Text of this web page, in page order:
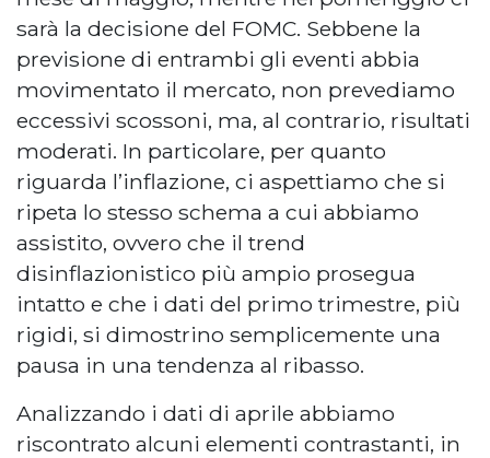
sarà la decisione del FOMC. Sebbene la
previsione di entrambi gli eventi abbia
movimentato il mercato, non prevediamo
eccessivi scossoni, ma, al contrario, risultati
moderati. In particolare, per quanto
riguarda l’inflazione, ci aspettiamo che si
ripeta lo stesso schema a cui abbiamo
assistito, ovvero che il trend
disinflazionistico più ampio prosegua
intatto e che i dati del primo trimestre, più
rigidi, si dimostrino semplicemente una
pausa in una tendenza al ribasso.
Analizzando i dati di aprile abbiamo
riscontrato alcuni elementi contrastanti, in